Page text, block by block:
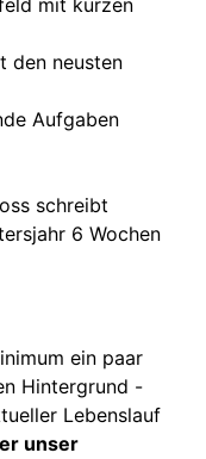
mit kurzen
den neusten
Aufgaben
schreibt
6 Wochen
ein paar
Hintergrund -
Lebenslauf
unser